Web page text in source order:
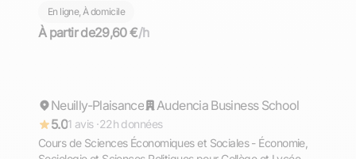
Bac et transition avec le supérieur
En ligne, À domicile
À partir de29,60 €/h
Répond rapidement
Neuilly-Plaisance
Audencia Business School
5.01 avis ·22h données
Cours de Sciences Économiques et Sociales - Économie,